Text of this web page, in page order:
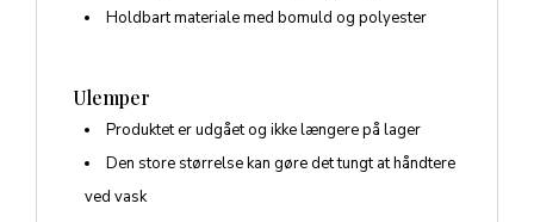
Holdbart materiale med bomuld og polyester
Ulemper
Produktet er udgået og ikke længere på lager
Den store størrelse kan gøre det tungt at håndtere
ved vask